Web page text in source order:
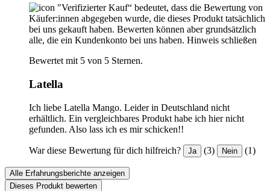
"Verifizierter Kauf“ bedeutet, dass die Bewertung von
Käufer:innen abgegeben wurde, die dieses Produkt tatsächlich
bei uns gekauft haben. Bewerten können aber grundsätzlich
alle, die ein Kundenkonto bei uns haben. Hinweis schließen
Bewertet mit 5 von 5 Sternen.
Latella
Ich liebe Latella Mango. Leider in Deutschland nicht
erhältlich. Ein vergleichbares Produkt habe ich hier nicht
gefunden. Also lass ich es mir schicken!!
War diese Bewertung für dich hilfreich? Ja (3) Nein (1)
Alle Erfahrungsberichte anzeigen
Dieses Produkt bewerten